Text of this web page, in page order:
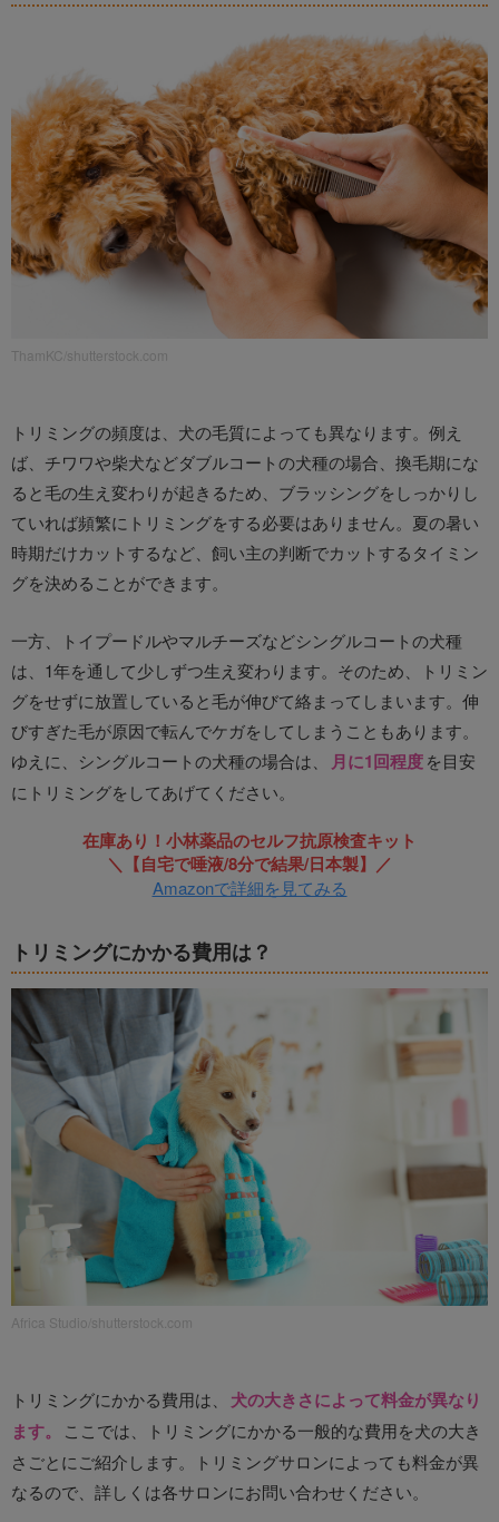
ThamKC/shutterstock.com
トリミングの頻度は、犬の毛質によっても異なります。例え
ば、チワワや柴犬などダブルコートの犬種の場合、換毛期にな
ると毛の生え変わりが起きるため、ブラッシングをしっかりし
ていれば頻繁にトリミングをする必要はありません。夏の暑い
時期だけカットするなど、飼い主の判断でカットするタイミン
グを決めることができます。
一方、トイプードルやマルチーズなどシングルコートの犬種
は、1年を通して少しずつ生え変わります。そのため、トリミン
グをせずに放置していると毛が伸びて絡まってしまいます。伸
びすぎた毛が原因で転んでケガをしてしまうこともあります。
ゆえに、シングルコートの犬種の場合は、
月に1回程度を目安
にトリミングをしてあげてください。
在庫あり！小林薬品のセルフ抗原検査キット
＼【自宅で唾液/8分で結果/日本製】／
Amazonで詳細を見てみる
トリミングにかかる費用は？
Africa Studio/shutterstock.com
トリミングにかかる費用は、 犬の大きさによって料金が異なり
ます。
ここでは、トリミングにかかる一般的な費用を犬の大き
さごとにご紹介します。トリミングサロンによっても料金が異
なるので、詳しくは各サロンにお問い合わせください。